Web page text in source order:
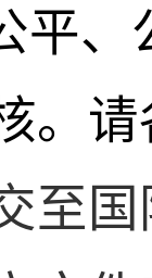
平、
。
至